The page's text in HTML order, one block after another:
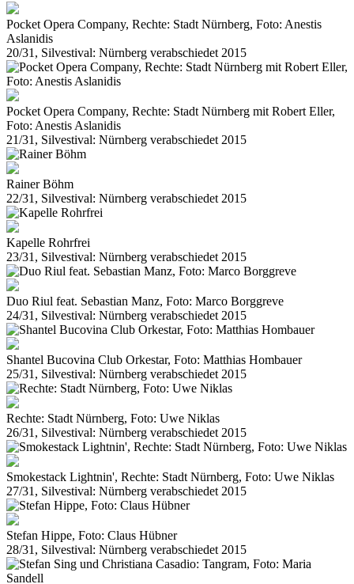
Pocket Opera Company, Rechte: Stadt Nürnberg, Foto: Anestis
Aslanidis
20/31, Silvestival: Nürnberg verabschiedet 2015
Pocket Opera Company, Rechte: Stadt Nürnberg mit Robert Eller,
Foto: Anestis Aslanidis
21/31, Silvestival: Nürnberg verabschiedet 2015
Rainer Böhm
22/31, Silvestival: Nürnberg verabschiedet 2015
Kapelle Rohrfrei
23/31, Silvestival: Nürnberg verabschiedet 2015
Duo Riul feat. Sebastian Manz, Foto: Marco Borggreve
24/31, Silvestival: Nürnberg verabschiedet 2015
Shantel Bucovina Club Orkestar, Foto: Matthias Hombauer
25/31, Silvestival: Nürnberg verabschiedet 2015
Rechte: Stadt Nürnberg, Foto: Uwe Niklas
26/31, Silvestival: Nürnberg verabschiedet 2015
Smokestack Lightnin', Rechte: Stadt Nürnberg, Foto: Uwe Niklas
27/31, Silvestival: Nürnberg verabschiedet 2015
Stefan Hippe, Foto: Claus Hübner
28/31, Silvestival: Nürnberg verabschiedet 2015